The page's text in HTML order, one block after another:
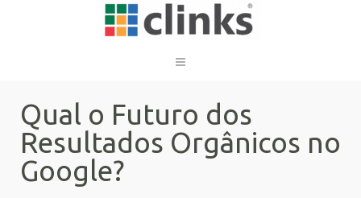
Qual o Futuro dos
Resultados Orgânicos no
Google?